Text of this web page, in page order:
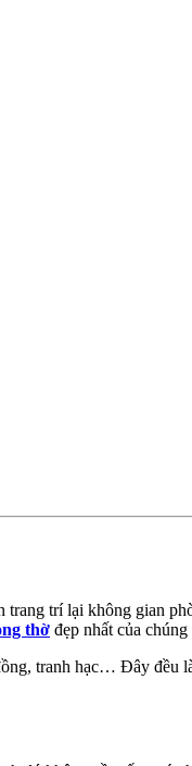
trang trí lại không gian
thờ đẹp nhất của chúng
tranh hạc… Đây đều